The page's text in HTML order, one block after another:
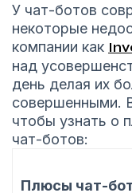
У чат-ботов
некоторые
компании как
над
день делая их
совершенными.
чтобы узнать о
чат-ботов:
Плюсы чат-